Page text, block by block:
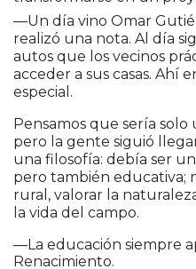
—Un día vino Omar
realizó una nota. Al día
autos que los vecinos
acceder a sus casas. Ahí
especial.
Pensamos que sería
pero la gente siguió
una filosofía: debía ser
pero también educativa;
rural, valorar la
la vida del campo.
—La educación siempre
Renacimiento.